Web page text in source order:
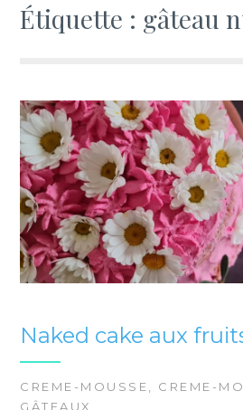
Étiquette : gâteau
Naked cake aux
CREME-MOUSSE, CREME-
GÂTEAUX